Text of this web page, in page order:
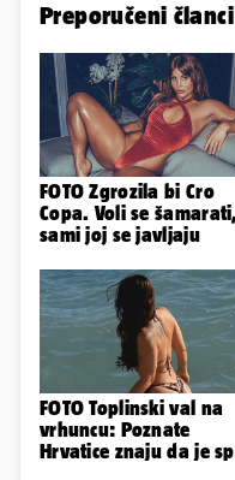
Preporučeni članci
FOTO Zgrozila bi Cro
Copa. Voli se
sami joj se javljaju
FOTO Toplinski val na
vrhuncu: Poznate
Hrvatice znaju da je